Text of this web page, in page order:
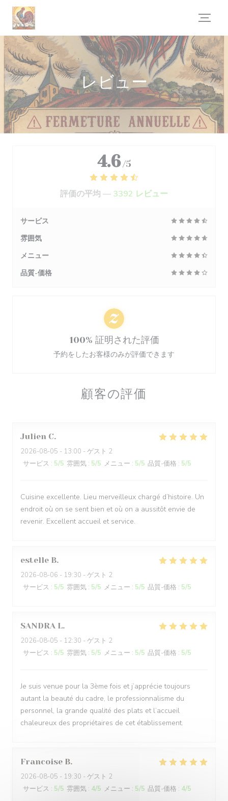
クッキー利用の管理について
レビュー
顧客の評価
Julien C
2026-08-05 - 13:00 - ゲスト 2
サービス : 5/5 雰囲気 : 5/5 メニュー : 5/5 品質-価格 : 5/5
Cuisine excellente. Lieu merveilleux chargé d’histoire. Un
endroit où on se sent bien et où on a aussitôt envie de
revenir. Excellent accueil et service.
estelle B
2026-08-06 - 19:30 - ゲスト 2
サービス : 5/5 雰囲気 : 5/5 メニュー : 5/5 品質-価格 : 5/5
SANDRA L
2026-08-05 - 12:30 - ゲスト 2
サービス : 5/5 雰囲気 : 5/5 メニュー : 5/5 品質-価格 : 5/5
Je suis venue pour la 3ème fois et j’apprécie toujours
autant la beauté du cadre, le professionnalisme du
personnel, la grande qualité des plats et l’accueil
chaleureux des propriétaires de cet établissement.
Francoise B
2026-08-05 - 19:30 - ゲスト 2
サービス : 5/5 雰囲気 : 4/5 メニュー : 5/5 品質-価格 : 4/5
4.6 /5
評価の平均 — 3392 レビュー
サービス
雰囲気
メニュー
品質-価格
100% 証明された評価
予約をしたお客様のみが評価できます